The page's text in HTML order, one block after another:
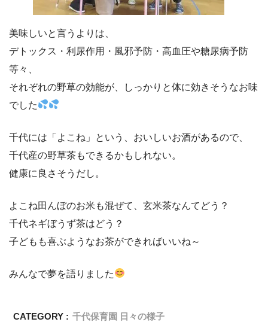
美味しいと言うよりは、
デトックス・利尿作用・風邪予防・高血圧や糖尿病予防
等々、
それぞれの野草の効能が、しっかりと体に効きそうなお味
でした
千代には「よこね」という、おいしいお酒があるので、
千代産の野草茶もできるかもしれない。
健康に良さそうだし。
よこね田んぼのお米も混ぜて、玄米茶なんてどう？
千代ネギぼうず茶はどう？
子どもも喜ぶようなお茶ができればいいね～
みんなで夢を語りました
CATEGORY : 千代保育園 日々の様子